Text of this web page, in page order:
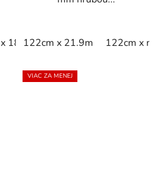
1829 cm
122cm x 21.9m 122cm x m
VIAC ZA MENEJ